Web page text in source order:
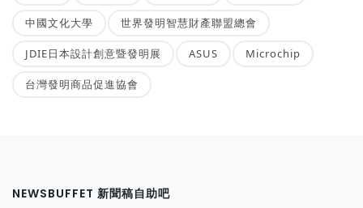
中國文化大學 世界發明智慧財產聯盟總會
JDIE日本設計創意暨發明展 ASUS Microchip
台灣發明商品促進協會
NEWSBUFFET 新聞稿自助吧